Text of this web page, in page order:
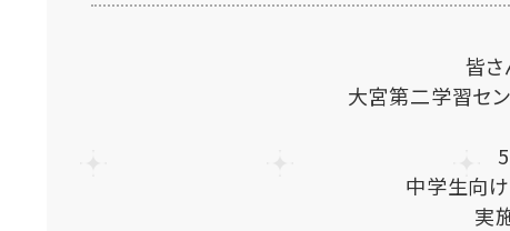
皆さ
大宮第二学習セ
中学生向
実